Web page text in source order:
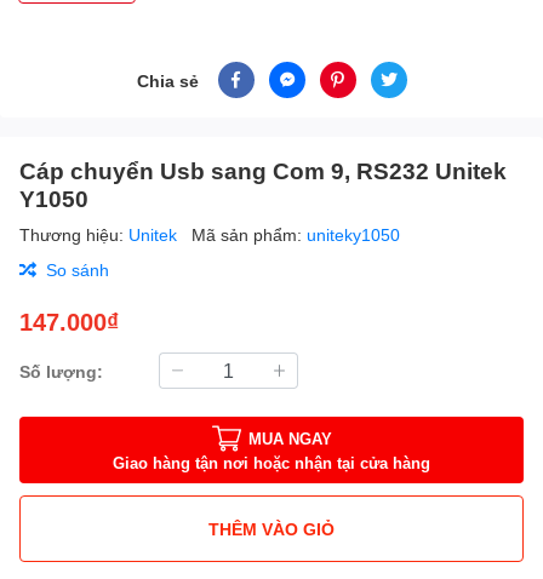
Chia sẻ
Cáp chuyển Usb sang Com 9, RS232 Unitek
Y1050
Thương hiệu: Unitek Mã sản phẩm: uniteky1050
So sánh
147.000₫
Số lượng:
MUA NGAY
Giao hàng tận nơi hoặc nhận tại cửa hàng
THÊM VÀO GIỎ